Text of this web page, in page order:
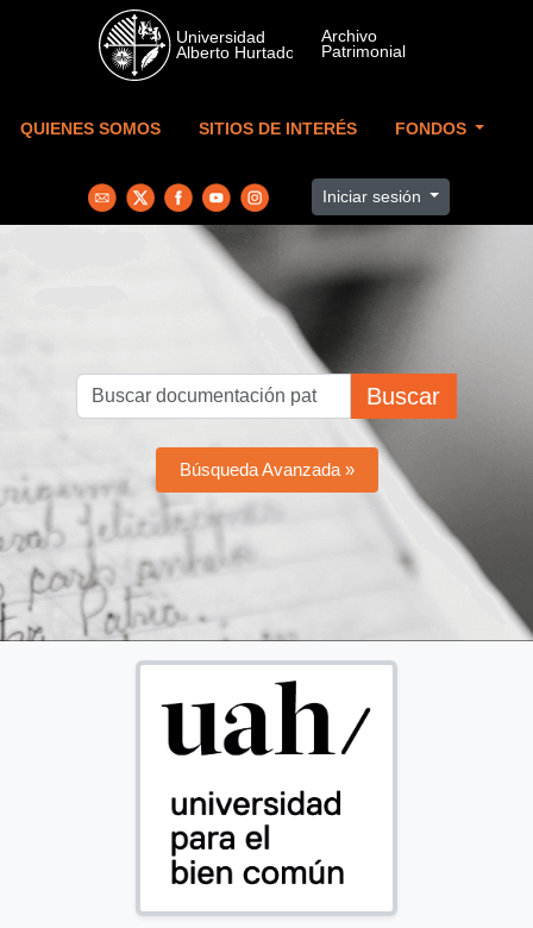
Skip to main content
QUIENES SOMOS SITIOS DE INTERÉS FONDOS
Iniciar sesión
Buscar
Búsqueda Avanzada »